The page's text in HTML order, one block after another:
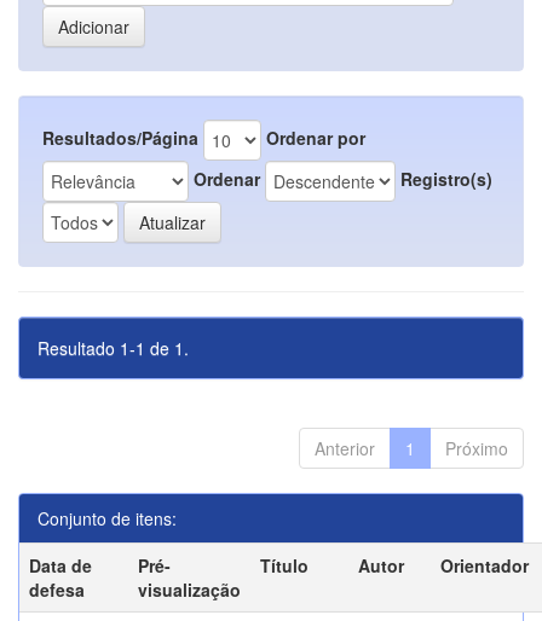
Resultados/Página
Ordenar por
Ordenar
Registro(s)
Resultado 1-1 de 1.
Anterior 1 Próximo
Conjunto de itens:
Data de
defesa
Pré-
visualização
Título Autor Orientador